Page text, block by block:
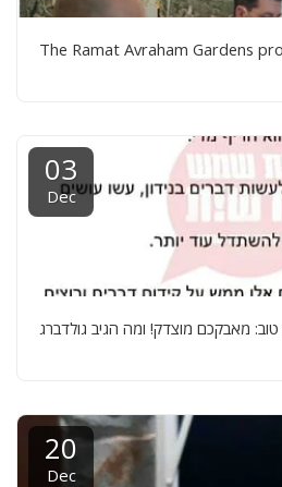
The Ramat Avraham Gardens
03
Dec
20
Dec